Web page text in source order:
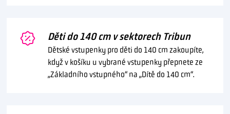
Děti do 140 cm v sektorech Tribun
Dětské vstupenky pro děti do 140 cm zakoupíte,
když v košíku u vybrané vstupenky přepnete ze
„Základního vstupného“ na „Dítě do 140 cm“.